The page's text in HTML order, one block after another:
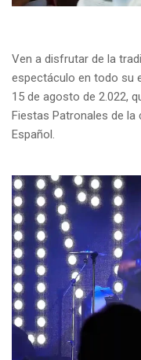
Ven a disfrutar de la
espectáculo en todo su
15 de agosto de 2.022,
Fiestas Patronales de
Español.